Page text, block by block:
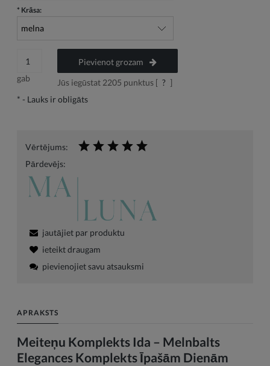
* Krāsa:
gab
Pievienot grozam
Jūs iegūstat 2205 punktus [ ? ]
* - Lauks ir obligāts
Vērtējums:
Pārdevējs:
jautājiet par produktu
ieteikt draugam
pievienojiet savu atsauksmi
APRAKSTS
Meiteņu Komplekts Ida – Melnbalts
Elegances Komplekts Īpašām Dienām